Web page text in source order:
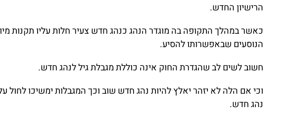
הרישיון החדש.
כאשר במהלך התקופה בה מוגדר הנהג כנהג חדש צעיר חלות עליו תקנות
הנוסעים שבאפשרותו להסיע.
חשוב לשים לב שהגדרת החוק אינה כוללת מגבלת גיל לנהג חדש.
נהג חדש.